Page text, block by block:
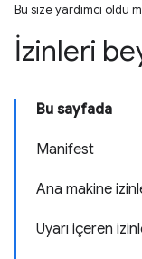
Bu size yardımcı oldu
İzinleri
Bu sayfada
Manifest
Ana makine
Uyarı içeren